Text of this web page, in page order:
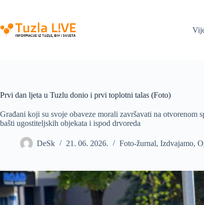
content
Prvi dan ljeta u Tuzlu donio i prvi toplotni talas (Foto)
Građani koji su svoje obaveze morali završavati na otvorenom
bašti ugostiteljskih objekata i ispod drvoreda
DeSk 21. 06. 2026. Foto-žurnal, Izdvajamo,